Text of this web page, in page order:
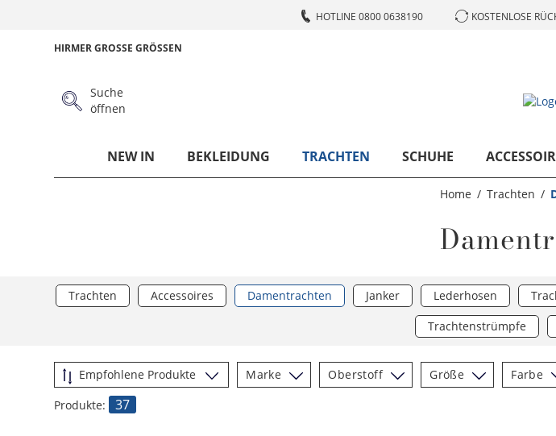
HOTLINE 0800 0638190 KOSTENLOSE
HIRMER GROSSE GRÖSSEN
Suche
öffnen
NEW IN BEKLEIDUNG TRACHTEN SCHUHE
Home Trachten
Trachten Accessoires Damentrachten Janker Lederhosen
Trachtenstrümpfe
Marke Oberstoff Größe Farbe
Produkte:
37